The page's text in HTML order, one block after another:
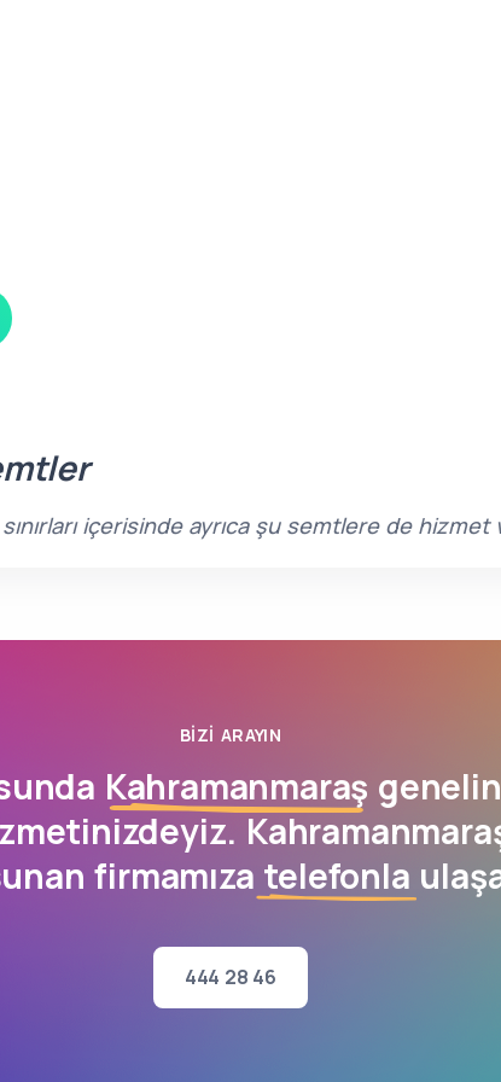
içerisinde ayrıca şu semtlere de
BIZI ARAYIN
Kahramanmaraş
firmamıza telefonla
444 28 46